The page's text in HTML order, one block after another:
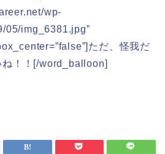
wp-
05/img_6381.jpg”
ただ、怪我だ
ね！！[/word_balloon]